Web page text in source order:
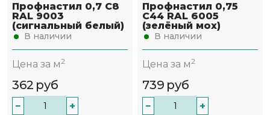
Профнастил 0,7 С8
RAL 9003
(сигнальный белый)
В наличии
Цена за м2
362 руб
− +
Профнастил 0,75
С44 RAL 6005
(зелёный мох)
В наличии
Цена за м2
739 руб
− +